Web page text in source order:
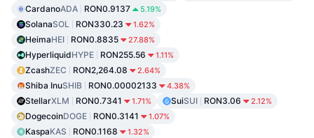
CardanoADA RON0.9137 5.19%
SolanaSOL RON330.23 1.62%
HeimaHEI RON0.8835 27.88%
HyperliquidHYPE RON255.56 1.11%
ZcashZEC RON2,264.08 2.64%
Shiba InuSHIB RON0.00002133 4.38%
StellarXLM RON0.7341 1.71% SuiSUI RON3.06 2.12%
DogecoinDOGE RON0.3141 1.07%
KaspaKAS RON0.1168 1.32%